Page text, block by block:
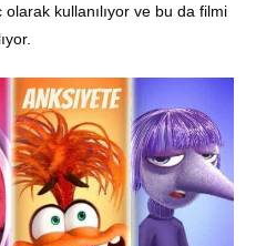
kullanılıyor ve bu da filmi